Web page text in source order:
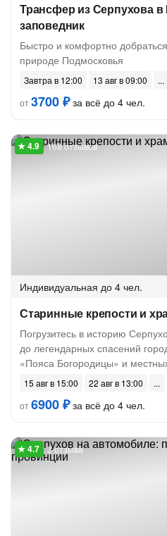
Трансфер из Серпухова
заповедник
Быстро и комфортно
природе Подмосковья
Завтра в 12:00
13 авг в 09:00
от3700 ₽за всё до 4 чел.
168 отзывов
Индивидуальная до 4 чел.
Старинные крепости и
Погрузитесь в историю
до легендарных спасений
«Пояса Богородицы» и
15 авг в 15:00
22 авг в 13:00
от6900 ₽за всё до 4 чел.
3 отзыва